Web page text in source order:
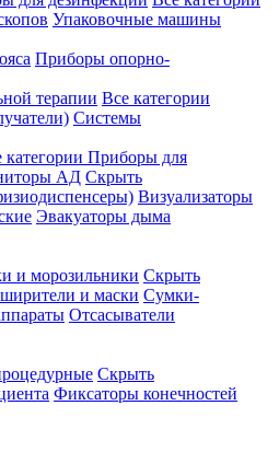
Упаковочные машины
Приборы опорно-
терапии Все категории
Системы
категории Приборы для
АД Скрыть
Визуализаторы
Эвакуаторы дыма
и морозильники Скрыть
и маски Сумки-
Отсасыватели
Скрыть
Фиксаторы конечностей